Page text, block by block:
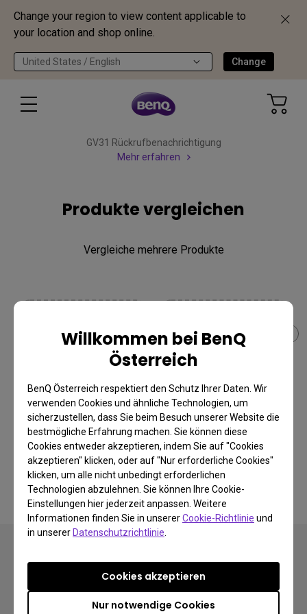
Change your region to view content applicable to
your location and shop online.
United States / English Change
Willkommen bei BenQ
Österreich
BenQ Österreich respektiert den Schutz Ihrer Daten. Wir
verwenden Cookies und ähnliche Technologien, um
sicherzustellen, dass Sie beim Besuch unserer Website die
bestmögliche Erfahrung machen. Sie können diese
Cookies entweder akzeptieren, indem Sie auf "Cookies
akzeptieren" klicken, oder auf "Nur erforderliche Cookies"
klicken, um alle nicht unbedingt erforderlichen
Technologien abzulehnen. Sie können Ihre Cookie-
Einstellungen hier jederzeit anpassen. Weitere
Informationen finden Sie in unsererCookie-Richtlinie und
in unserer Datenschutzrichtlinie
Nur notwendige Cookies
Cookies akzeptieren
GV31 Rückrufbenachrichtigung
Mehr erfahren
Produkte vergleichen
Vergleiche mehrere Produkte
Nur Unterschiede Anzeigen
Haupteigenschaften
Alle Spezifikationen
Newsletter abonnieren